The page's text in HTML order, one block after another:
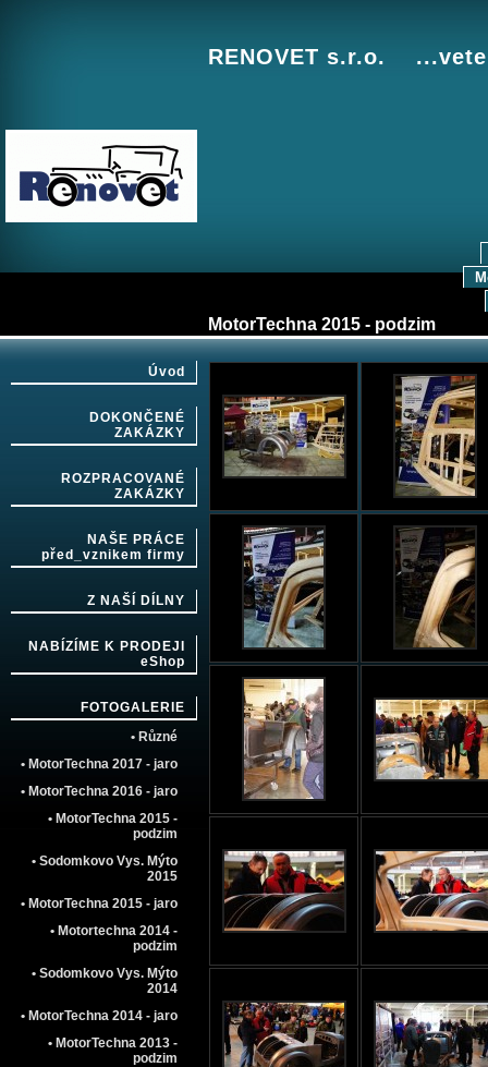
RENOVET s.r.o.
MotorTechna 2015 - podzim
Úvod
DOKONČENÉ
ZAKÁZKY
ROZPRACOVANÉ
ZAKÁZKY
NAŠE PRÁCE
před_vznikem firmy
Z NAŠÍ DÍLNY
NABÍZÍME K PRODEJI
eShop
FOTOGALERIE
• Různé
• MotorTechna 2017 - jaro
• MotorTechna 2016 - jaro
• MotorTechna 2015 -
podzim
• Sodomkovo Vys. Mýto
2015
• MotorTechna 2015 - jaro
• Motortechna 2014 -
podzim
• Sodomkovo Vys. Mýto
2014
• MotorTechna 2014 - jaro
• MotorTechna 2013 -
podzim